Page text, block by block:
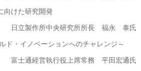
けた研究開発
所所長 福永 泰氏
・イノベーションへのチャレンジ～
席常務 平田宏通氏